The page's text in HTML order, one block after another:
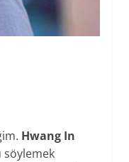
Hwang In
söylemek